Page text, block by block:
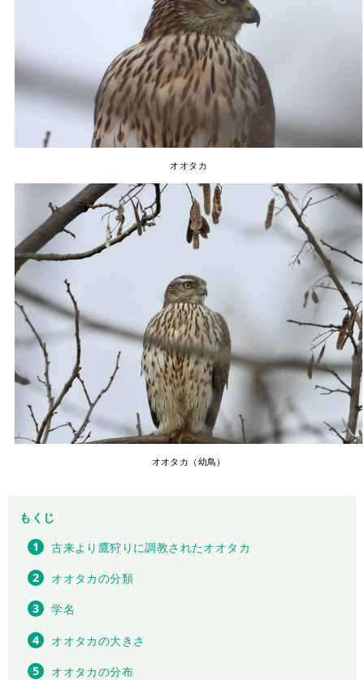
オオタカ
オオタカ（幼鳥）
もくじ
古来より鷹狩りに調教されたオオタカ
オオタカの分類
学名
オオタカの大きさ
オオタカの分布